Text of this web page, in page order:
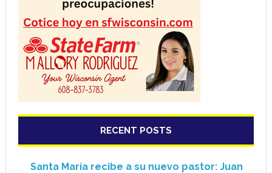
RECENT POSTS
Santa María recibe a su nuevo pastor: Juan